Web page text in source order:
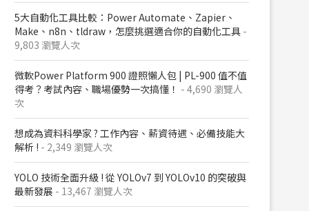
5大自動化工具比較：Power Automate、Zapier、
Make、n8n、tldraw，怎麼挑選適合你的自動化工具 -
9,803 瀏覽人次
微軟Power Platform 900​ 證照懶人包​ | PL-900 值不值
得考？考試內容、職場優勢一次搞懂​！ - 4,690 瀏覽人
次
想成為資料科學家 ? 工作內容、薪資待遇、必備技能大
解析 ! - 2,349 瀏覽人次
YOLO 技術全面升級 ! 從 YOLOv7 到 YOLOv10 的突破與
最新發展 - 13,467 瀏覽人次